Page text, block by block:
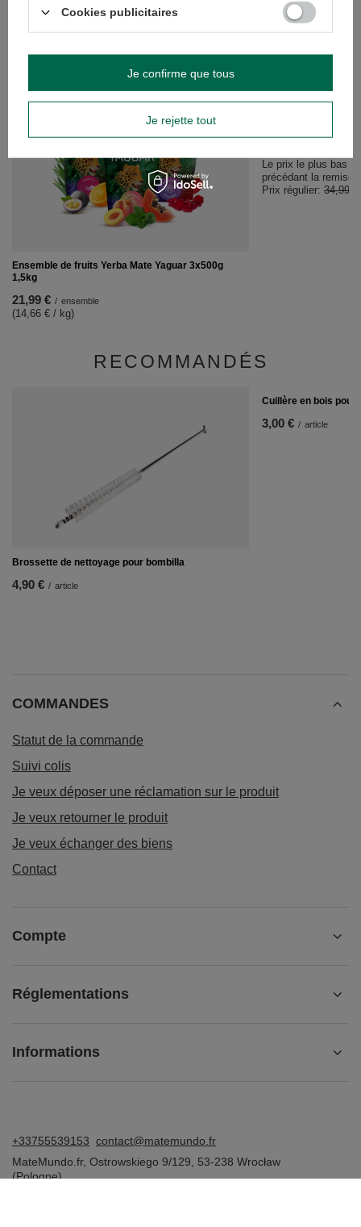
VOIR AUSSI
Ensemble de fruits Yerba Mate Yaguar 3x500g
1,5kg
21,99 € / ensemble
(14,66 € / kg)
Verde Mate Yaguar
24,50 € / ensemble
Le prix le plus bas
précédant la remise:
Prix régulier: 34,99 €
RECOMMANDÉS
Brossette de nettoyage pour bombilla
4,90 € / article
Cuillère en bois pour
3,00 € / article
COMMANDES
Statut de la commande
Suivi colis
Je veux déposer une réclamation sur le produit
Je veux retourner le produit
Je veux échanger des biens
Contact
Compte
Réglementations
Informations
+33755539153 contact@matemundo.fr
MateMundo.fr, Ostrowskiego 9/129 53-238 Wrocław
(Pologne)
Cookies publicitaires
Je rejette tout
Je confirme que tous